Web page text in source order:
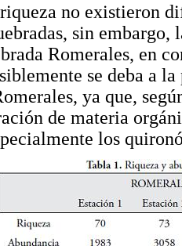
no existieron
sin
Romerales, en
se deba a
ya que,
de materia
los